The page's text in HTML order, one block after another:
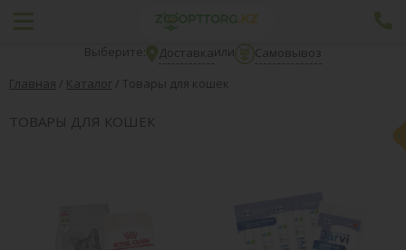
Выберите: Доставкаили
Самовывоз
Главная / Каталог / Товары для кошек
ТОВАРЫ ДЛЯ КОШЕК